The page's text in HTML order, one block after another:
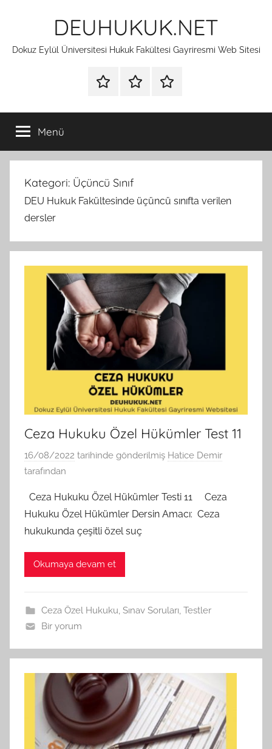
DEUHUKUK.NET
Dokuz Eylül Üniversitesi Hukuk Fakültesi Gayriresmi Web Sitesi
HakkımdaGüvenlik
Gizlilik
İletişim
Menü
Kategori: Üçüncü Sınıf
DEU Hukuk Fakültesinde üçüncü sınıfta verilen
dersler
Ceza Hukuku Özel Hükümler Test 11
16/08/2022 tarihinde gönderilmiş Hatice Demir
tarafından
Ceza Hukuku Özel Hükümler Testi 11 Ceza
Hukuku Özel Hükümler Dersin Amacı: Ceza
hukukunda çeşitli özel suç
Okumaya devam et
Ceza Özel Hukuku, Sınav Soruları, Testler
Bir yorum